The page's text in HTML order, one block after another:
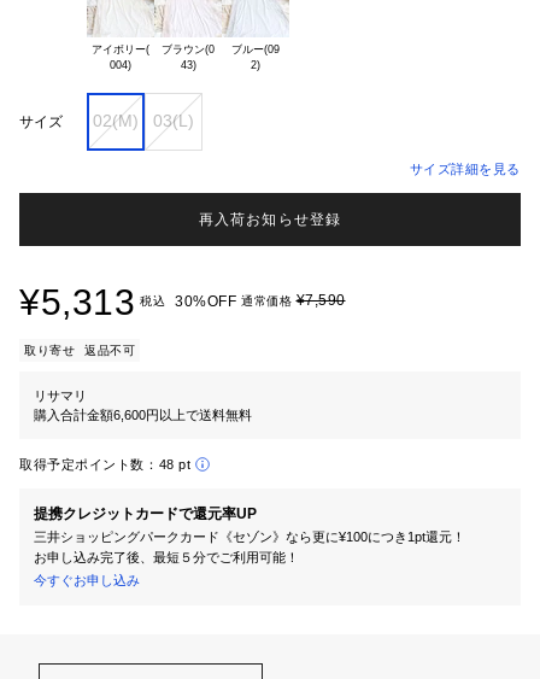
アイボリー(
ブラウン(0
43)
ブルー(09
サイズ 02(M) 03(L)
サイズ詳細を見る
再入荷お知らせ登録
¥5,313 税込 30%OFF 通常価格¥7,590
取り寄せ 返品不可
リサマリ
購入合計金額6,600円以上で送料無料
取得予定ポイント数： 48 pt
提携クレジットカードで還元率UP
三井ショッピングパークカード《セゾン》なら更に¥100につき1pt還元！
お申し込み完了後、最短５分でご利用可能！
今すぐお申し込み